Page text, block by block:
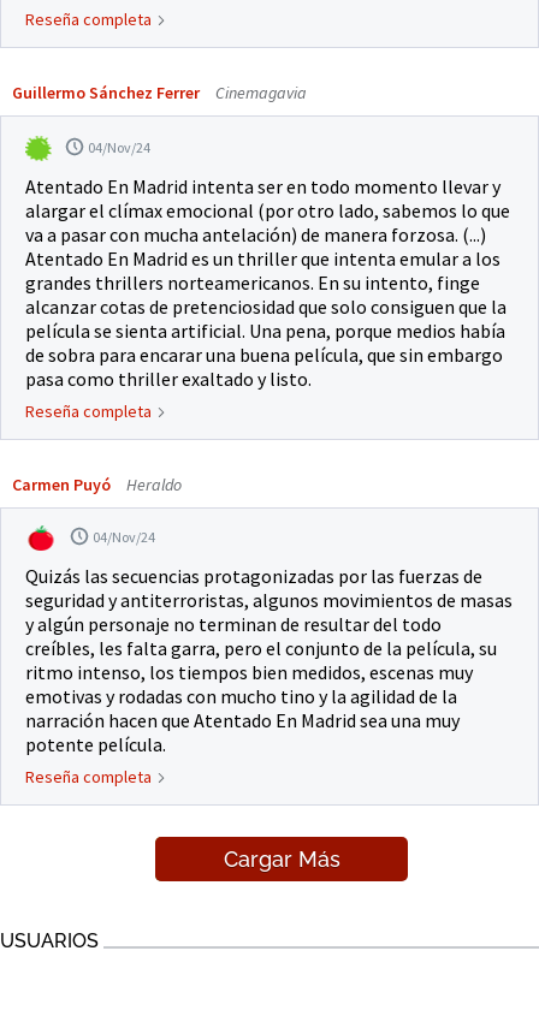
Reseña completa
Guillermo Sánchez Ferrer Cinemagavia
04/Nov/24
Atentado En Madrid intenta ser en todo momento llevar y
alargar el clímax emocional (por otro lado, sabemos lo que
va a pasar con mucha antelación) de manera forzosa. (...)
Atentado En Madrid es un thriller que intenta emular a los
grandes thrillers norteamericanos. En su intento, finge
alcanzar cotas de pretenciosidad que solo consiguen que la
película se sienta artificial. Una pena, porque medios había
de sobra para encarar una buena película, que sin embargo
pasa como thriller exaltado y listo.
Reseña completa
Carmen Puyó Heraldo
04/Nov/24
Quizás las secuencias protagonizadas por las fuerzas de
seguridad y antiterroristas, algunos movimientos de masas
y algún personaje no terminan de resultar del todo
creíbles, les falta garra, pero el conjunto de la película, su
ritmo intenso, los tiempos bien medidos, escenas muy
emotivas y rodadas con mucho tino y la agilidad de la
narración hacen que Atentado En Madrid sea una muy
potente película.
Reseña completa
Cargar Más
USUARIOS